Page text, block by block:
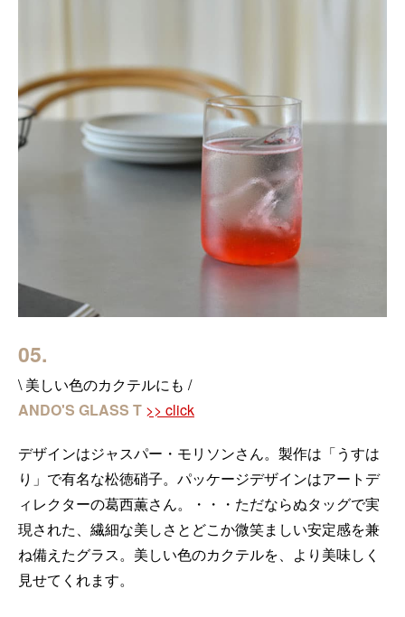
05.
\ 美しい色のカクテルにも /
ANDO'S GLASS T >> click
デザインはジャスパー・モリソンさん。製作は「うすは
り」で有名な松徳硝子。パッケージデザインはアートデ
ィレクターの葛西薫さん。・・・ただならぬタッグで実
現された、繊細な美しさとどこか微笑ましい安定感を兼
ね備えたグラス。美しい色のカクテルを、より美味しく
見せてくれます。